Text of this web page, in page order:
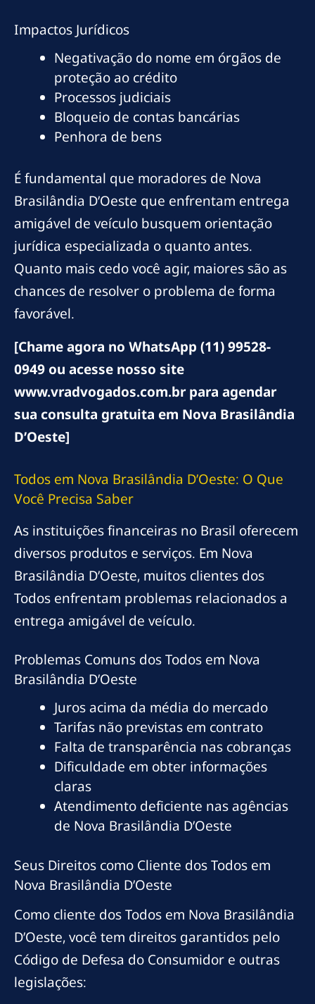
Impactos Jurídicos
Negativação do nome em órgãos de
proteção ao crédito
Processos judiciais
Bloqueio de contas bancárias
Penhora de bens
É fundamental que moradores de Nova
Brasilândia D’Oeste que enfrentam entrega
amigável de veículo busquem orientação
jurídica especializada o quanto antes.
Quanto mais cedo você agir, maiores são as
chances de resolver o problema de forma
favorável.
[Chame agora no WhatsApp (11) 99528-
0949 ou acesse nosso site
www.vradvogados.com.br para agendar
sua consulta gratuita em Nova Brasilândia
D’Oeste]
Todos em Nova Brasilândia D’Oeste: O Que
Você Precisa Saber
As instituições financeiras no Brasil oferecem
diversos produtos e serviços. Em Nova
Brasilândia D’Oeste, muitos clientes dos
Todos enfrentam problemas relacionados a
entrega amigável de veículo.
Problemas Comuns dos Todos em Nova
Brasilândia D’Oeste
Juros acima da média do mercado
Tarifas não previstas em contrato
Falta de transparência nas cobranças
Dificuldade em obter informações
claras
Atendimento deficiente nas agências
de Nova Brasilândia D’Oeste
Seus Direitos como Cliente dos Todos em
Nova Brasilândia D’Oeste
Como cliente dos Todos em Nova Brasilândia
D’Oeste, você tem direitos garantidos pelo
Código de Defesa do Consumidor e outras
legislações: